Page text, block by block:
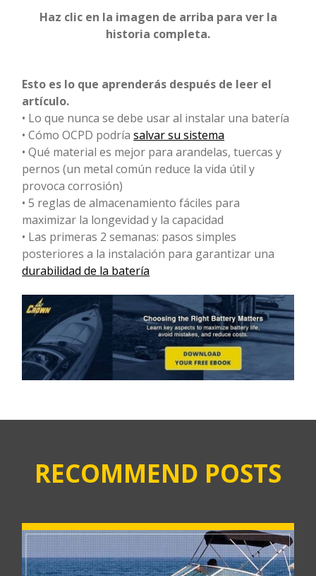
Haz clic en la imagen de arriba para ver la
historia completa.
Esto es lo que aprenderás después de leer el
artículo.
• Lo que nunca se debe usar al instalar una batería
• Cómo OCPD podríasalvar su sistema
• Qué material es mejor para arandelas, tuercas y
pernos (un metal común reduce la vida útil y
provoca corrosión)
• 5 reglas de almacenamiento fáciles para
maximizar la longevidad y la capacidad
• Las primeras 2 semanas: pasos simples
posteriores a la instalación para garantizar una
durabilidad de la batería
RECOMMEND POSTS